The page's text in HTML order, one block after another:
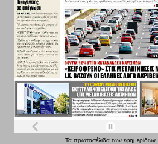
Τα πρωτοσέλιδα των εφημερίδων